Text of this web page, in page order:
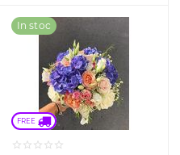
In stoc
FREE